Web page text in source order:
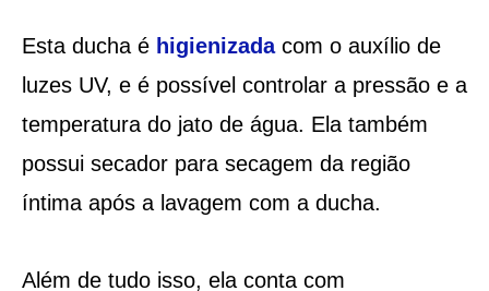
Esta ducha é higienizadacom o auxílio de
luzes UV, e é possível controlar a pressão e a
temperatura do jato de água. Ela também
possui secador para secagem da região
íntima após a lavagem com a ducha.
Além de tudo isso, ela conta com